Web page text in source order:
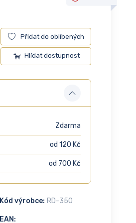
Přidat do oblíbených
Hlídat dostupnost
Zdarma
od 120 Kč
od 700 Kč
Kód výrobce: RD-350
EAN: